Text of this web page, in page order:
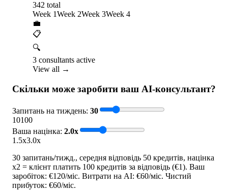
342 total
Week 1Week 2Week 3Week 4
💼
📋
🔍
3 consultants active
View all →
Скільки може заробити ваш AI-консультант?
Запитань на тиждень: 30
10100
Ваша націнка: 2.0x
1.5x3.0x
30 запитань/тижд., середня відповідь 50 кредитів, націнка
x2 = клієнт платить 100 кредитів за відповідь (€1). Ваш
заробіток: €120/міс. Витрати на AI: €60/міс. Чистий
прибуток: €60/міс.